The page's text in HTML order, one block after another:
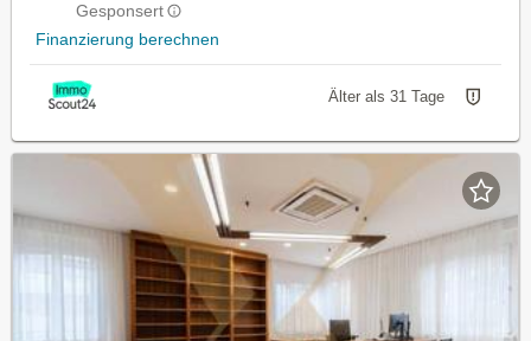
Gesponsert
Finanzierung berechnen
Älter als 31 Tage